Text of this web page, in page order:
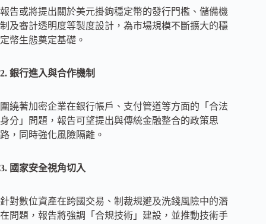
報告或將提出關於美元掛鉤穩定幣的發行門檻、儲備機
制及審計透明度等製度設計，為市場規模不斷擴大的穩
定幣生態奠定基礎。
2. 銀行進入與合作機制
圍繞著加密企業在銀行帳戶、支付管道等方面的「合法
身分」問題，報告可望提出與傳統金融整合的政策思
路，同時強化風險隔離。
3. 國家安全視角切入
針對數位資產在跨國交易、制裁規避及洗錢風險中的潛
在問題，報告將強調「合規技術」建設，並推動技術手